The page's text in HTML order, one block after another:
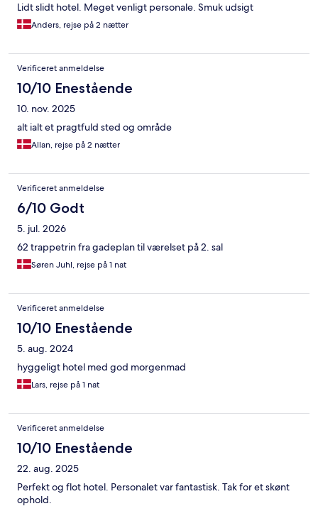
Lidt slidt hotel. Meget venligt personale. Smuk udsigt
Anders, rejse på 2 nætter
Verificeret anmeldelse
10/10 Enestående
10. nov. 2025
alt ialt et pragtfuld sted og område
Allan, rejse på 2 nætter
Verificeret anmeldelse
6/10 Godt
5. jul. 2026
62 trappetrin fra gadeplan til værelset på 2. sal
Søren Juhl, rejse på 1 nat
Verificeret anmeldelse
10/10 Enestående
5. aug. 2024
hyggeligt hotel med god morgenmad
Lars, rejse på 1 nat
Verificeret anmeldelse
10/10 Enestående
22. aug. 2025
Perfekt og flot hotel. Personalet var fantastisk. Tak for et skønt
ophold.